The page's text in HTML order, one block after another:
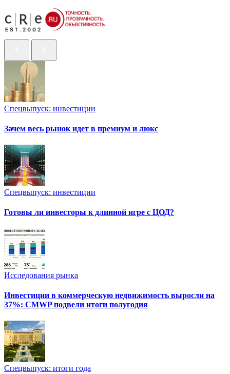
Спецвыпуск: инвестиции
Зачем весь рынок идет в премиум и люкс
Спецвыпуск: инвестиции
Готовы ли инвесторы к длинной игре с ЦОД?
Исследования рынка
Инвестиции в коммерческую недвижимость выросли на
37%: CMWP подвели итоги полугодия
Спецвыпуск: итоги года